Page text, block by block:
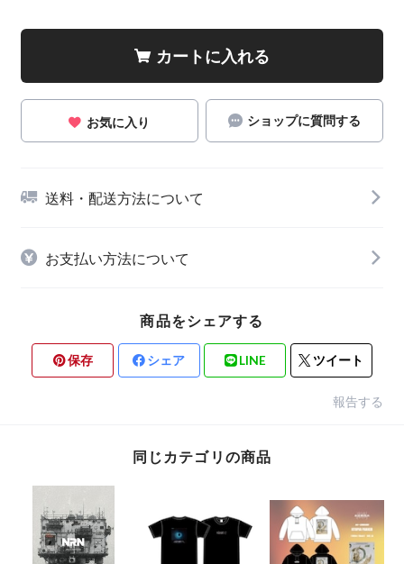
カートに入れる
お気に入り ショップに質問する
送料・配送方法について
お支払い方法について
商品をシェアする
保存 シェア LINE ツイート
報告する
同じカテゴリの商品